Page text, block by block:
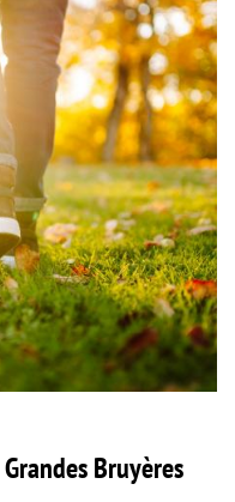
Bruyères